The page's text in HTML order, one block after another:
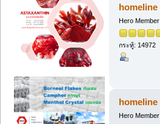
homeline
Hero Member
กระทู้: 14972
homeline
Hero Member